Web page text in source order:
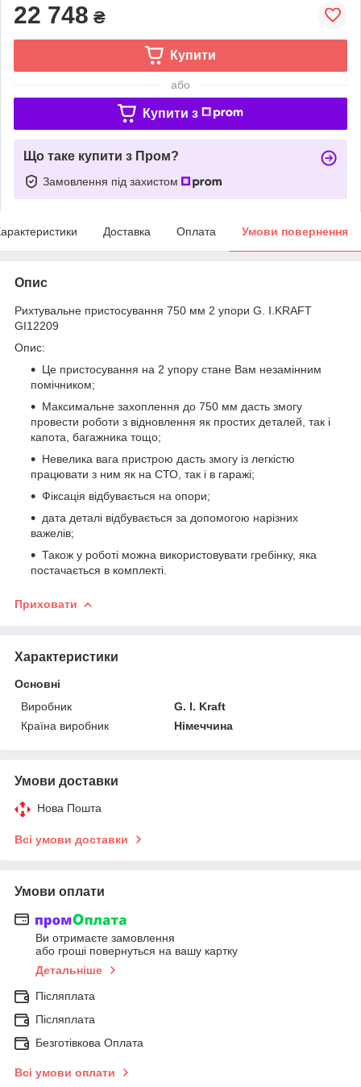
22 748 ₴
Купити
або
Купити з
Що таке купити з Пром?
Замовлення під захистом
Доставка Оплата Умови повернення
Опис
Рихтувальне пристосування 750 мм 2 упори G. I.KRAFT
GI12209
Опис:
Це пристосування на 2 упору стане Вам незамінним
помічником;
Максимальне захоплення до 750 мм дасть змогу
провести роботи з відновлення як простих деталей, так і
капота, багажника тощо;
Невелика вага пристрою дасть змогу із легкістю
працювати з ним як на СТО, так і в гаражі;
Фіксація відбувається на опори;
дата деталі відбувається за допомогою нарізних
важелів;
Також у роботі можна використовувати гребінку, яка
постачається в комплекті.
Приховати
Характеристики
Основні
Виробник
G. I. Kraft
Країна виробник
Німеччина
Умови доставки
Нова Пошта
Всі умови доставки
Умови оплати
Ви отримаєте замовлення
або гроші повернуться на вашу картку
Детальніше
Післяплата
Післяплата
Безготівкова Оплата
Всі умови оплати